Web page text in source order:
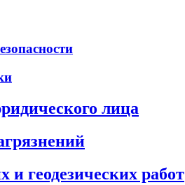
лица
геодезических работ